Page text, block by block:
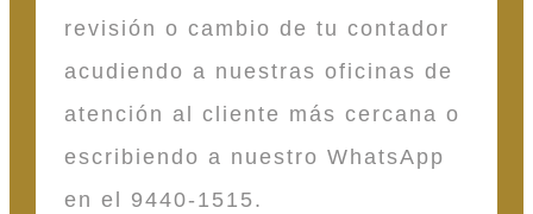
revisión o cambio de tu contador
acudiendo a nuestras oficinas de
atención al cliente más cercana o
escribiendo a nuestro WhatsApp
en el 9440-1515.